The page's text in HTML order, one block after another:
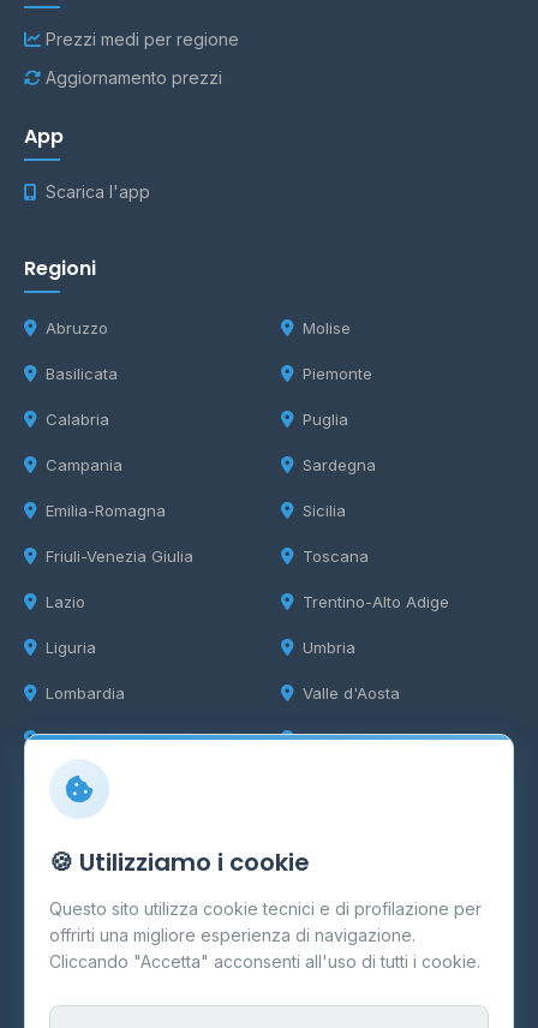
Prezzi medi per regione
Aggiornamento prezzi
App
Scarica l'app
Regioni
Abruzzo
Basilicata
Calabria
Campania
Emilia-Romagna
Friuli-Venezia Giulia
Lazio
Liguria
Lombardia
Marche
Molise
Piemonte
Puglia
Sardegna
Sicilia
Toscana
Trentino-Alto Adige
Umbria
Valle d'Aosta
Veneto
Info
Cos'è il GPL
FAQ
Contatti
🍪 Utilizziamo i cookie
Questo sito utilizza cookie tecnici e di profilazione per
offrirti una migliore esperienza di navigazione.
Cliccando "Accetta" acconsenti all'uso di tutti i cookie.